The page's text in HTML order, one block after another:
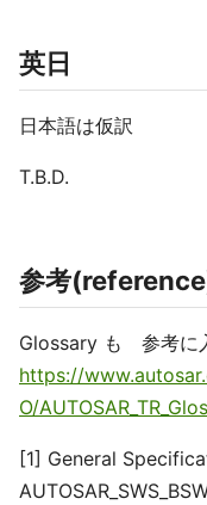
英日
日本語は仮訳
T.B.D.
参考
Glossary も 参考に
https://
O/
[1] General